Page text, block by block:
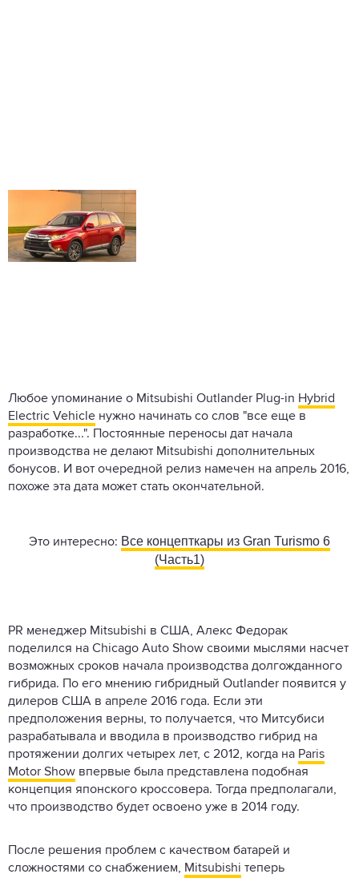
Любое упоминание о Mitsubishi Outlander Plug-in Hybrid
Electric Vehicle нужно начинать со слов "все еще в
разработке...". Постоянные переносы дат начала
производства не делают Mitsubishi дополнительных
бонусов. И вот очередной релиз намечен на апрель 2016,
похоже эта дата может стать окончательной.
Это интересно: Все концепткары из Gran Turismo 6
(Часть1)
PR менеджер Mitsubishi в США, Алекс Федорак
поделился на Chicago Auto Show своими мыслями насчет
возможных сроков начала производства долгожданного
гибрида. По его мнению гибридный Outlander появится у
дилеров США в апреле 2016 года. Если эти
предположения верны, то получается, что Митсубиси
разрабатывала и вводила в производство гибрид на
протяжении долгих четырех лет, с 2012, когда на Paris
Motor Show впервые была представлена подобная
концепция японского кроссовера. Тогда предполагали,
что производство будет освоено уже в 2014 году.
После решения проблем с качеством батарей и
сложностями со снабжением, Mitsubishi теперь